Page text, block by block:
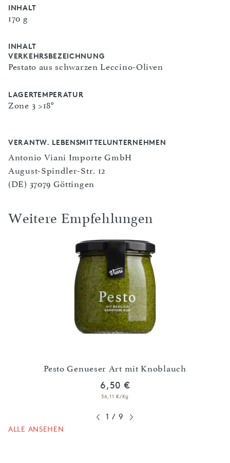
INHALT
170 g
INHALT
VERKEHRSBEZEICHNUNG
Pestato aus schwarzen Leccino-Oliven
LAGERTEMPERATUR
Zone 3 >18°
VERANTW. LEBENSMITTELUNTERNEHMEN
Antonio Viani Importe GmbH
August-Spindler-Str. 12
(DE) 37079 Göttingen
Weitere Empfehlungen
Pesto Genueser Art mit Knoblauch
6,50 €
36,11 €/Kg
1 / 9
ALLE ANSEHEN